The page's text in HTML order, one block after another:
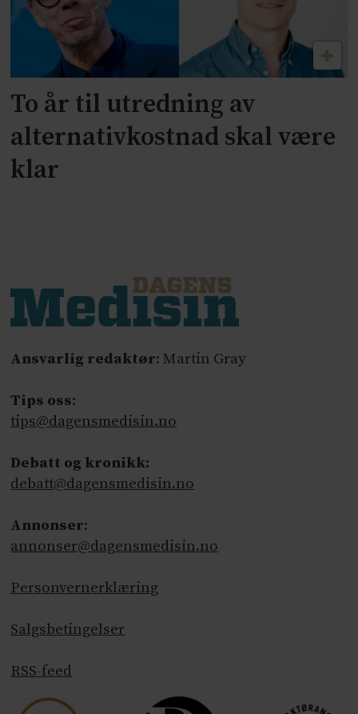
To år til utredning av
alternativkostnad skal være
klar
Ansvarlig redaktør: Martin Gray
Tips oss:
tips@dagensmedisin.no
Debatt og kronikk:
debatt@dagensmedisin.no
Annonser:
annonser@dagensmedisin.no
Personvernerklæring
Salgsbetingelser
RSS-feed